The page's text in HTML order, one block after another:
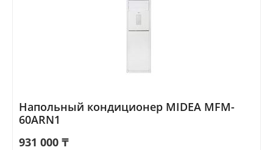
Напольный кондиционер MIDEA MFM-
60ARN1
931 000 ₸